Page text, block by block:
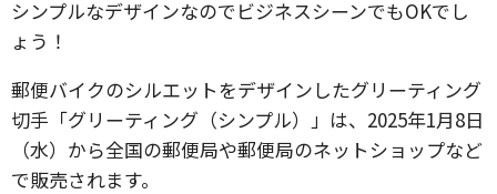
シンプルなデザインなのでビジネスシーンでもOKでし
ょう！
郵便バイクのシルエットをデザインしたグリーティング
切手「グリーティング（シンプル）」は、2025年1月8日
（水）から全国の郵便局や郵便局のネットショップなど
で販売されます。